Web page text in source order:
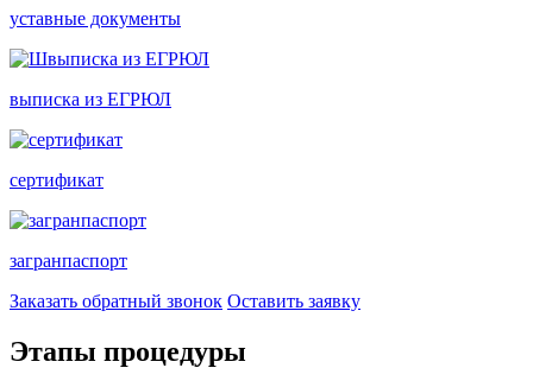
уставные документы
выписка из ЕГРЮЛ
сертификат
загранпаспорт
Заказать обратный звонок Оставить заявку
Этапы процедуры